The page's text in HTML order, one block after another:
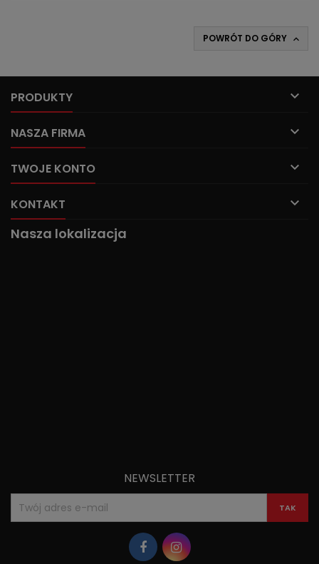
POWRÓT DO GÓRY 
PRODUKTY 
NASZA FIRMA 
TWOJE KONTO 
KONTAKT 
Nasza lokalizacja
NEWSLETTER